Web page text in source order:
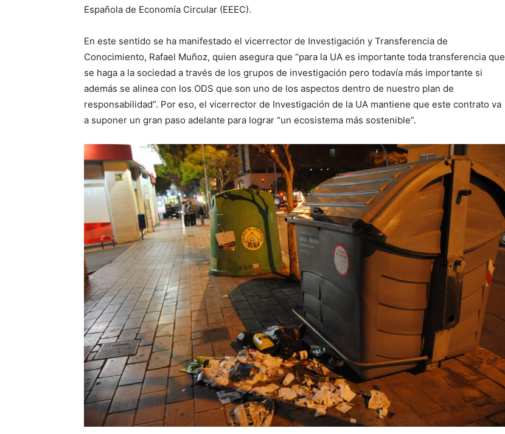
Española de Economía Circular (EEEC).
En este sentido se ha manifestado el vicerrector de Investigación y Transferencia de
Conocimiento, Rafael Muñoz, quien asegura que “para la UA es importante toda transferencia que
se haga a la sociedad a través de los grupos de investigación pero todavía más importante si
además se alinea con los ODS que son uno de los aspectos dentro de nuestro plan de
responsabilidad”. Por eso, el vicerrector de Investigación de la UA mantiene que este contrato va
a suponer un gran paso adelante para lograr “un ecosistema más sostenible”.